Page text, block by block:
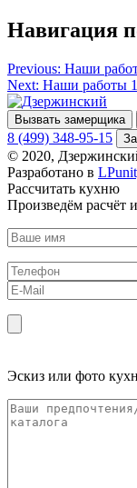
Навигация
Previous: Наши
Next: Наши работы
Вызвать замерщика
8 (499) 348-95-15
© 2020,
Разработано в
Рассчитать кухню
Произведём расчёт
Эскиз или фото